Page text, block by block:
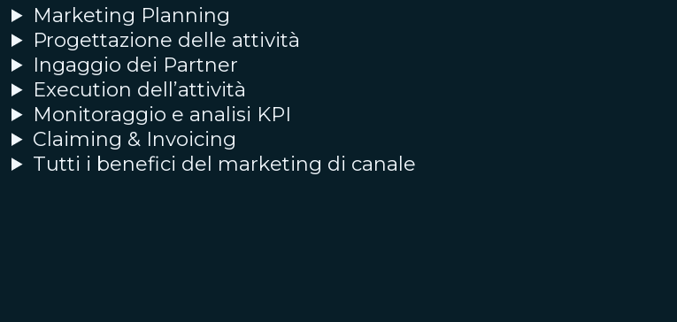
Marketing Planning
Progettazione delle attività
Ingaggio dei Partner
Execution dell’attività
Monitoraggio e analisi KPI
Claiming & Invoicing
Tutti i benefici del marketing di canale